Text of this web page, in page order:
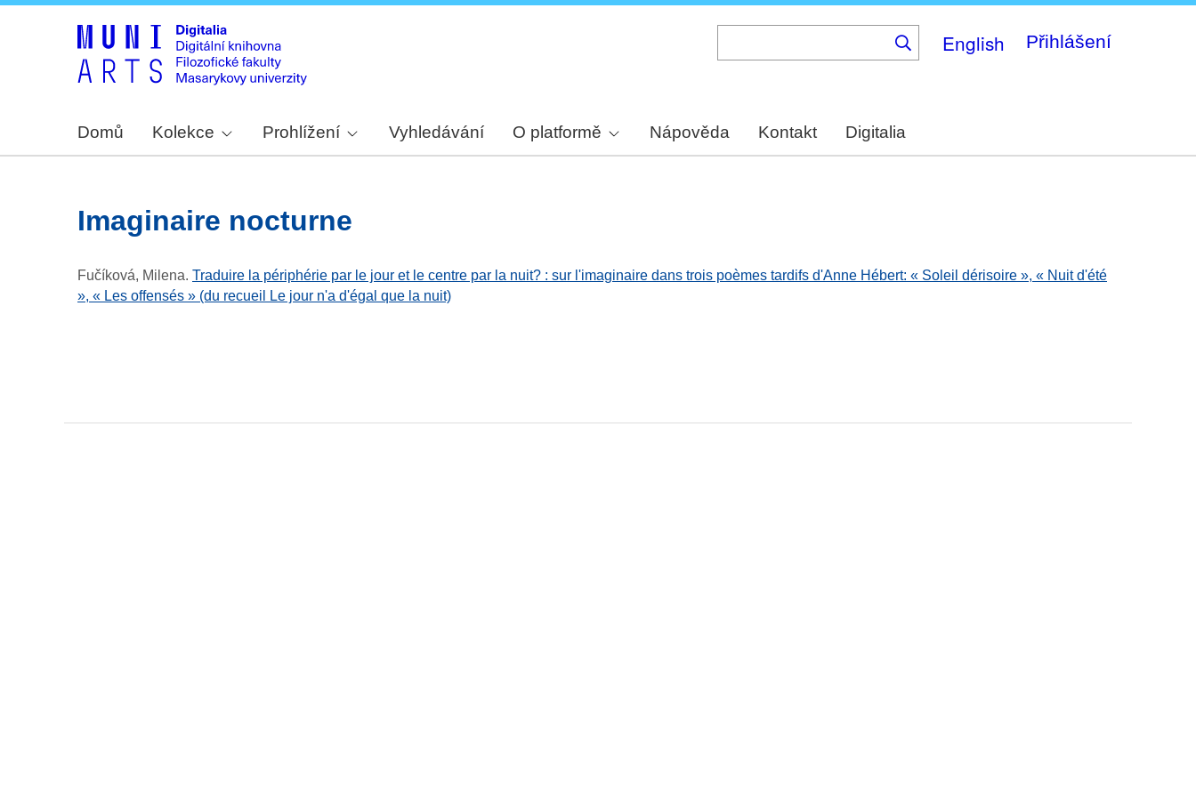
English Přihlášení
Domů Kolekce Prohlížení Vyhledávání O platformě Nápověda Kontakt Digitalia
imaginaire nocturne
Fučíková, Milena. Traduire la périphérie par le jour et le centre par la nuit? : sur l'imaginaire dans trois poèmes tardifs d'Anne Hébert: « Soleil dérisoire », « Nuit d'été
», « Les offensés » (du recueil Le jour n'a d'égal que la nuit)